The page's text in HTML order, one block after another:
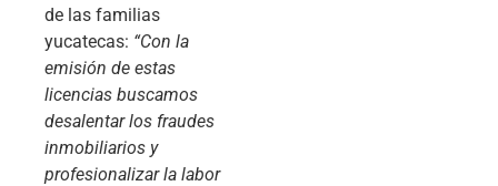
de las familias
yucatecas: “Con la
emisión de estas
licencias buscamos
desalentar los fraudes
inmobiliarios y
profesionalizar la labor